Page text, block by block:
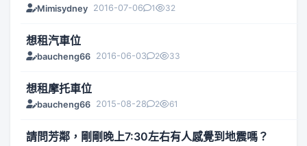
Mimisydney 2016-07-06 1 32
想租汽車位
baucheng66 2016-06-03 2 33
想租摩托車位
baucheng66 2015-08-28 2 61
請問芳鄰，剛剛晚上7:30左右有人感覺到地震嗎？